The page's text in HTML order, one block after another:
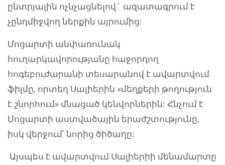
ընտրյալին ոչնչացնելով` ազատագրում է
չընդմիջվող ներքին այրումից:
Մոցարտի անփառունակ
հուղարկավորությանը հաջորդող
հոգեբուժարանի տեսարանով է ավարտվում
ֆիլմը, որտեղ Սալիերին «մեղքերի թողություն
է շնորհում» մնացած կենվորներին: Հնչում է
Մոցարտի աստվածային երաժշտությունը,
իսկ վերջում՝ նորից ծիծաղը:
Այսպես է ավարտվում Սալիերիի մենամարտը